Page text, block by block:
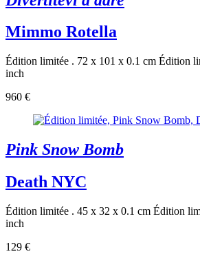
Mimmo Rotella
Édition limitée . 72 x 101 x 0.1 cm Édition
inch
960 €
Pink Snow Bomb
Death NYC
Édition limitée . 45 x 32 x 0.1 cm Édition
inch
129 €